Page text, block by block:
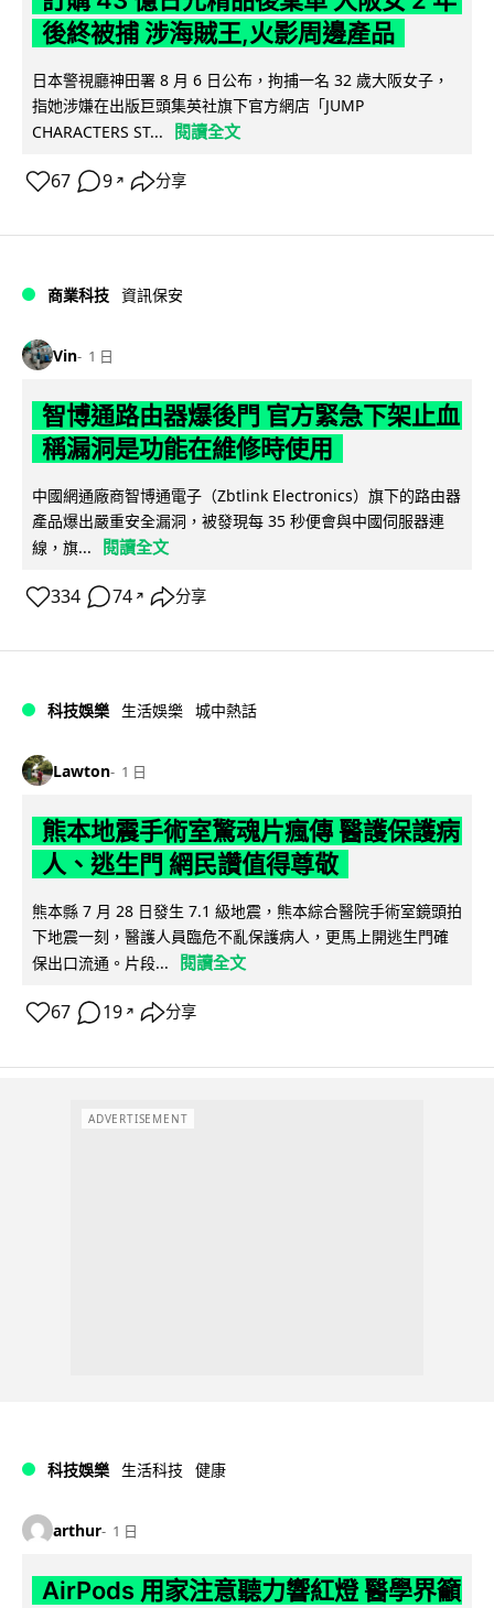
後終被捕 涉海賊王,火影周邊產品
日本警視廳神田署 8 月 6 日公布，拘捕一名 32 歲大阪女子，
指她涉嫌在出版巨頭集英社旗下官方網店「JUMP
CHARACTERS ST...
閱讀全文
67 9 ↗ 分享
商業科技 資訊保安
Vin 1 日
智博通路由器爆後門 官方緊急下架止血
稱漏洞是功能在維修時使用
中國網通廠商智博通電子（Zbtlink Electronics）旗下的路由器
產品爆出嚴重安全漏洞，被發現每 35 秒便會與中國伺服器連
線，旗...
閱讀全文
334 74 ↗ 分享
科技娛樂 生活娛樂 城中熱話
Lawton 1 日
熊本地震手術室驚魂片瘋傳 醫護保護病
人、逃生門 網民讚值得尊敬
熊本縣 7 月 28 日發生 7.1 級地震，熊本綜合醫院手術室鏡頭拍
下地震一刻，醫護人員臨危不亂保護病人，更馬上開逃生門確
保出口流通。片段...
閱讀全文
67 19 ↗ 分享
ADVERTISEMENT
科技娛樂 生活科技 健康
arthur 1 日
AirPods 用家注意聽力響紅燈 醫學界籲